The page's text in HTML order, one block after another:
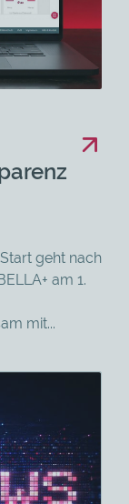
geht nach
am 1.
mit...